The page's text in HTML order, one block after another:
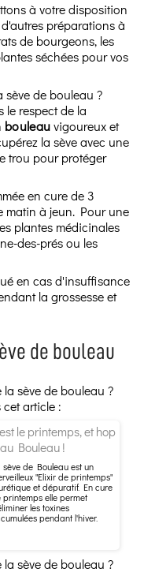
à votre disposition
préparations à
de bourgeons, les
séchées pour vos
sève de bouleau ?
le respect de la
bouleauvigoureux et
la sève avec une
trou pour protéger
en cure de 3
matin à jeun. Pour une
plantes médicinales
des-prés ou les
en cas d'insuffisance
la grossesse et
de bouleau
sève de bouleau ?
article :
le printemps, et hop
au Bouleau !
sève de Bouleau est un
"Elixir de printemps"
et dépuratif. En cure
printemps elle permet
les toxines
pendant l'hiver.
sève de bouleau ?